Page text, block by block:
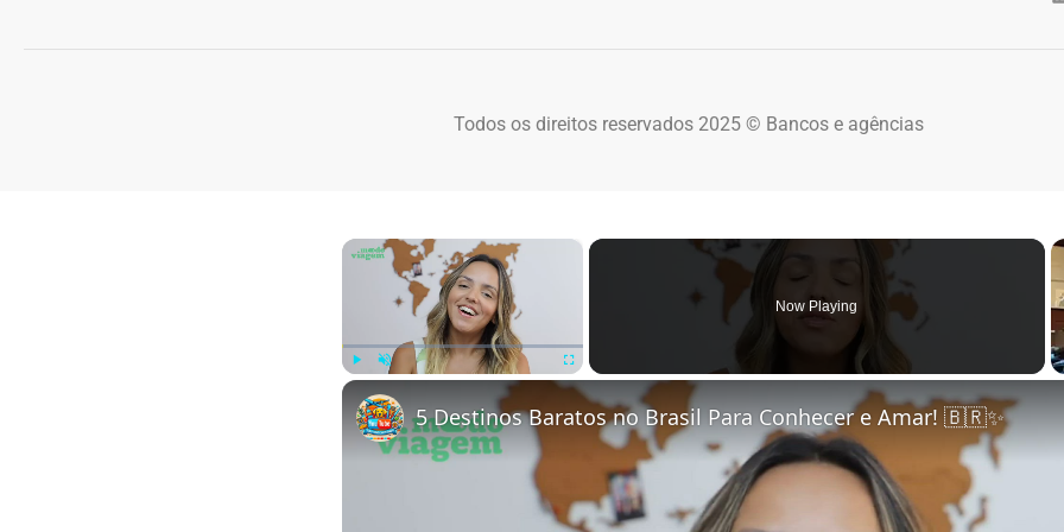
Todos os direitos reservados 2025 © Bancos e agências
×
Fullscreen
Now Playing
5 Destinos Baratos no Brasil Para Conhecer e Amar! 🇧🇷✨